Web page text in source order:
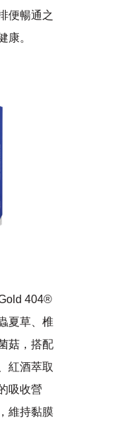
便暢通之
康。
404®
夏草、椎
菇，搭配
紅酒萃取
吸收營
維持黏膜